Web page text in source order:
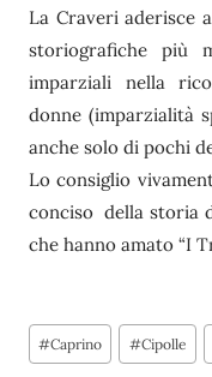
La Craveri aderisce
storiografiche più
imparziali nella
donne (imparzialità
anche solo di pochi
Lo consiglio
conciso della storia
che hanno amato “I
Tag
articolo:
#Caprino #Cipolle